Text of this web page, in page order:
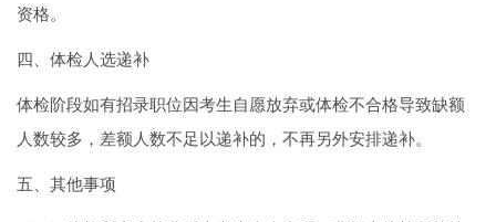
资格。
四、体检人选递补
体检阶段如有招录职位因考生自愿放弃或体检不合格导致缺额
人数较多，差额人数不足以递补的，不再另外安排递补。
五、其他事项